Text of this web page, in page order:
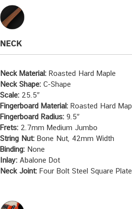
NECK
Neck Material: Roasted Hard Maple
Neck Shape: C-Shape
Scale: 25.5″
Fingerboard Material: Roasted Hard
Fingerboard Radius: 9.5″
Frets: 2.7mm Medium Jumbo
String Nut: Bone Nut, 42mm Width
Binding: None
Inlay: Abalone Dot
Neck Joint: Four Bolt Steel Square Plate